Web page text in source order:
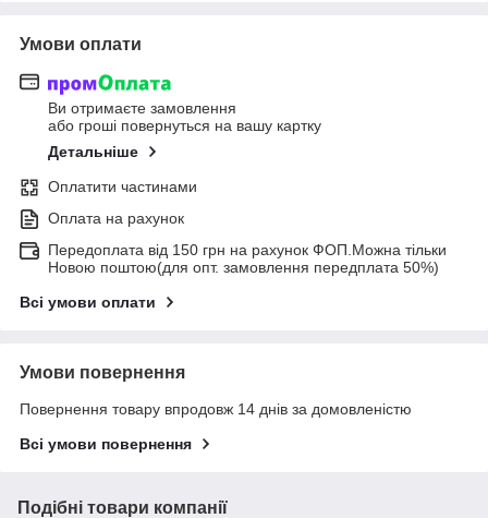
Умови оплати
Ви отримаєте замовлення
або гроші повернуться на вашу картку
Детальніше
Оплатити частинами
Оплата на рахунок
Передоплата від 150 грн на рахунок ФОП.Можна тільки
Новою поштою(для опт. замовлення передплата 50%)
Всі умови оплати
Умови повернення
Повернення товару впродовж 14 днів за домовленістю
Всі умови повернення
Подібні товари компанії